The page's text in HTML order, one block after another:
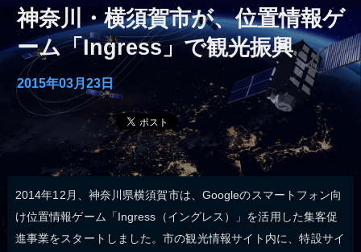
神奈川・横須賀市が、位置情報ゲ
ーム「Ingress」で観光振興
2015年03月23日
2014年12月、神奈川県横須賀市は、Googleのスマートフォン向
け位置情報ゲーム「Ingress（イングレス）」を活用した集客促
進事業をスタートしました。市の観光情報サイト内に、特設サイ